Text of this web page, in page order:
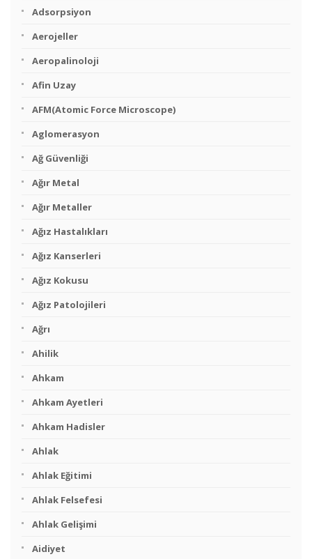
Adsorpsiyon
Aerojeller
Aeropalinoloji
Afin Uzay
AFM(Atomic Force Microscope)
Aglomerasyon
Ağ Güvenliği
Ağır Metal
Ağır Metaller
Ağız Hastalıkları
Ağız Kanserleri
Ağız Kokusu
Ağız Patolojileri
Ağrı
Ahilik
Ahkam
Ahkam Ayetleri
Ahkam Hadisler
Ahlak
Ahlak Eğitimi
Ahlak Felsefesi
Ahlak Gelişimi
Aidiyet